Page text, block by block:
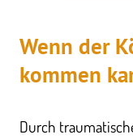
Wenn der
kommen
Durch